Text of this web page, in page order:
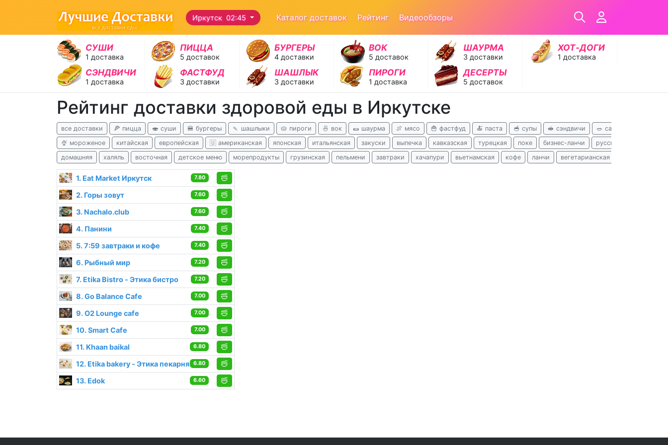
Иркутск 02:45 Каталог доставок Рейтинг Видеообзоры
СУШИ
1 доставка
ПИЦЦА
5 доставок
БУРГЕРЫ
4 доставки
ВОК
5 доставок
ШАУРМА
3 доставки
ХОТ‑ДОГИ
1 доставка
СЭНДВИЧИ
1 доставка
ФАСТФУД
3 доставки
ШАШЛЫК
3 доставки
ПИРОГИ
1 доставка
ДЕСЕРТЫ
5 доставок
Рейтинг доставки здоровой еды в Иркутске
все доставки 🍕 пицца 🍣 суши 🍔 бургеры 🍡 шашлыки 🥧 пироги 🍜 вок 🌯 шаурма 🍖 мясо 🍟 фастфуд 🍝 паста 🥣 супы 🥪 сэндвичи 🥗 салаты
🍨 мороженое
китайская европейская 🇺 американская японская итальянская закуски выпечка кавказская турецкая поке бизнес-ланчи русская
домашняя
халяль восточная детское меню морепродукты грузинская пельмени завтраки хачапури вьетнамская кофе ланчи вегетарианская
1. Eat Market Иркутск 7.80
2. Горы зовут 7.60
3. Nachalo.club 7.60
4. Панини 7.40
5. 7:59 завтраки и кофе 7.40
6. Рыбный мир 7.20
7. Etika Bistro - Этика бистро 7.20
8. Go Balance Cafe 7.00
9. О2 Lounge cafe 7.00
10. Smart Cafe 7.00
11. Khaan baikal 6.80
12. Etika bakery - Этика пекарня 6.80
13. Edok 6.60